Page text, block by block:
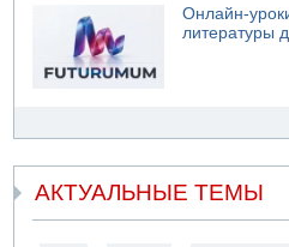
Онлайн-
литературы
АКТУАЛЬНЫЕ ТЕМЫ